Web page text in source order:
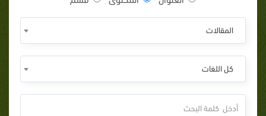
المقالات
كل اللغات